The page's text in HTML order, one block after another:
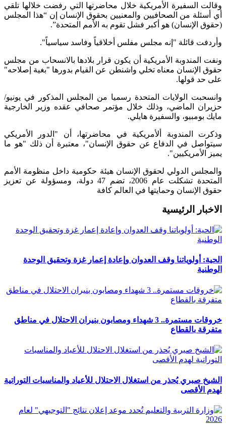
وقالت السفيرة الأمريكية خلال محاضرتها التي رفضت خلالها تلقي
أي أسئلة من الصحافيين والمعنيين بحقوق الإنسان إن “هذا المجلس
(حقوق الإنسان) هو أكبر فشل تقوم به الأمم المتحدة”.
وأردفت قائلة "إنه مجلس مفلس أخلاقياً وفاسد سياسياً".
ونفت المندوبة الأمريكية أن يكون قرار بلادها بالانسحاب من مجلس
حقوق الإنسان معناه تخلي واشنطن عن القيام بدورها "بغية إصلاحه"
على حد قولها.
وانسحبت الولايات المتحدة رسميا من المجلس المذكور في يونيو/
حزيران الماضي، وذلك خلال مؤتمر صحافي عقده وزير الخارجية
مايك بومبيو، والسفيرة هايلي.
وذكرت المندوبة ألأمريكية في محاضرتها، أن "الدور الأمريكي
سيتواصل في الدفاع عن حقوق الإنسان"، معتبرة أن ذلك "هو ما
يميز الأمريكيين".
والمجلس الدولي لحقوق الإنسان هيئة حكومية داخل منظومة الأمم
المتحدة تشكلت عام 2006، تضم 47 دولة، ومسؤولة عن تعزيز
حقوق الإنسان وحمايتها في العالم كافة
الاخبار الرئيسية
الحية: أولوياتنا وقف العدوان وإعادة إعمار غزة وتحقيق الوحدة
الوطنية
خروقات مستمرة.. 3 شهداء ومصابون بنيران الاحتلال في مناطق
متفرقة بالقطاع
الشيخ صبري يُحذر من استغلال الاحتلال للأعياد والمناسبات التوراتية
لهدم الأقصى